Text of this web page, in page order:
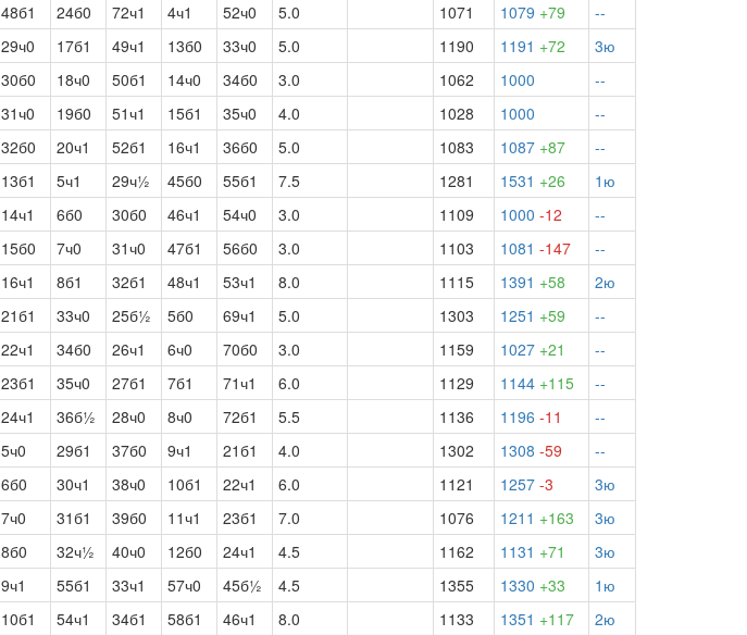
48б1 24б0 72ч1 4ч1 52ч0 5.0 1071 1079 +79
--
29ч0 17б1 49ч1 13б0 33ч0 5.0 1190 1191 +72
3ю
30б0 18ч0 50б1 14ч0 34б0 3.0 1062 1000
--
31ч0 19б0 51ч1 15б1 35ч0 4.0 1028 1000
--
32б0 20ч1 52б1 16ч1 36б0 5.0 1083 1087 +87
--
13б1 5ч1 29ч½ 45б0 55б1 7.5 1281 1531 +26
1ю
14ч1 6б0 30б0 46ч1 54ч0 3.0 1109 1000 -12
--
15б0 7ч0 31ч0 47б1 56б0 3.0 1103 1081 -147
--
16ч1 8б1 32б1 48ч1 53ч1 8.0 1115 1391 +58
2ю
21б1 33ч0 25б½ 5б0 69ч1 5.0 1303 1251 +59
--
22ч1 34б0 26ч1 6ч0 70б0 3.0 1159 1027 +21
--
23б1 35ч0 27б1 7б1 71ч1 6.0 1129 1144 +115
--
24ч1 36б½ 28ч0 8ч0 72б1 5.5 1136 1196 -11
--
5ч0 29б1 37б0 9ч1 21б1 4.0 1302 1308 -59
--
6б0 30ч1 38ч0 10б1 22ч1 6.0 1121 1257 -3
3ю
7ч0 31б1 39б0 11ч1 23б1 7.0 1076 1211 +163
3ю
8б0 32ч½ 40ч0 12б0 24ч1 4.5 1162 1131 +71
3ю
9ч1 55б1 33ч1 57ч0 45б½ 4.5 1355 1330 +33
1ю
10б1 54ч1 34б1 58б1 46ч1 8.0 1133 1351 +117
2ю